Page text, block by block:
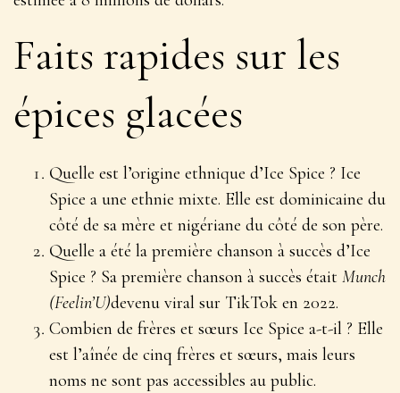
Faits rapides sur les
épices glacées
Quelle est l’origine ethnique d’Ice Spice ? Ice
Spice a une ethnie mixte. Elle est dominicaine du
côté de sa mère et nigériane du côté de son père.
Quelle a été la première chanson à succès d’Ice
Spice ? Sa première chanson à succès était Munch
(Feelin’U)devenu viral sur TikTok en 2022.
Combien de frères et sœurs Ice Spice a-t-il ? Elle
est l’aînée de cinq frères et sœurs, mais leurs
noms ne sont pas accessibles au public.